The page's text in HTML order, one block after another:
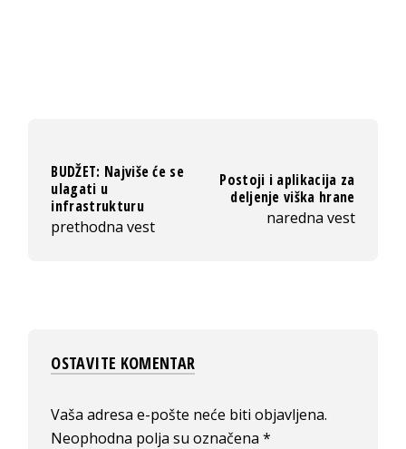
BUDŽET: Najviše će se
ulagati u
infrastrukturu
prethodna vest
Postoji i aplikacija za
deljenje viška hrane
naredna vest
OSTAVITE KOMENTAR
Vaša adresa e-pošte neće biti objavljena.
Neophodna polja su označena*